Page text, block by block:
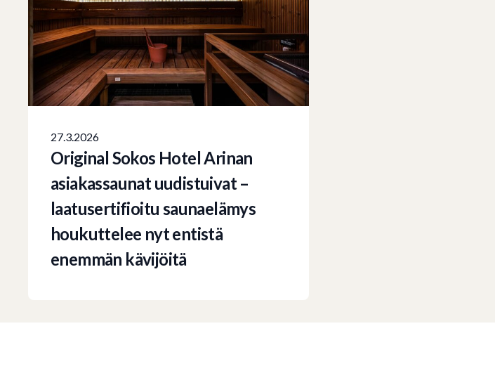
27.3.2026
Original Sokos Hotel Arinan
asiakassaunat uudistuivat –
laatusertifioitu saunaelämys
houkuttelee nyt entistä
enemmän kävijöitä